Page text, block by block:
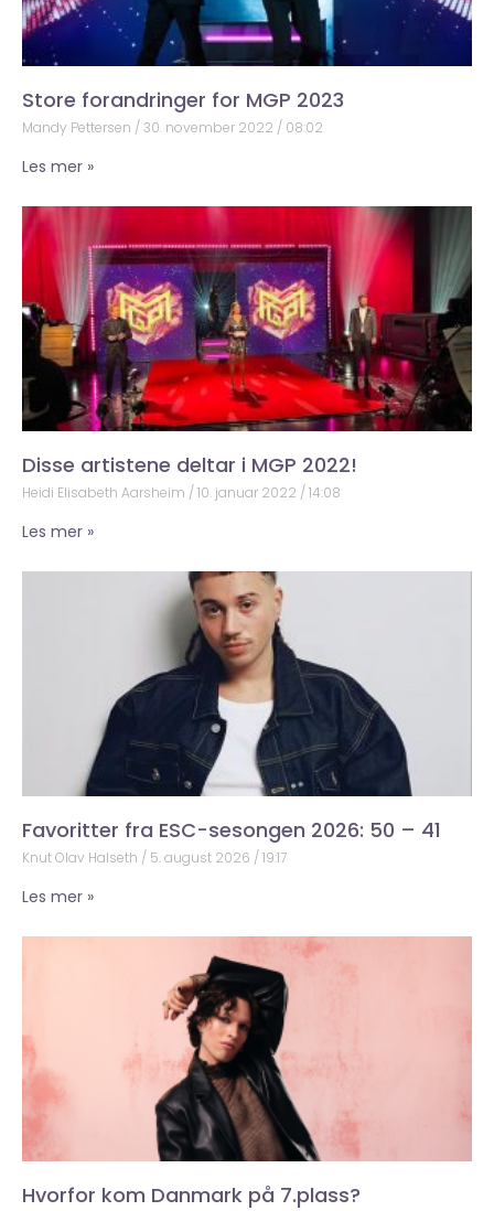
Store forandringer for MGP 2023
Mandy Pettersen 30. november 2022 08:02
Les mer »
Disse artistene deltar i MGP 2022!
Heidi Elisabeth Aarsheim 10. januar 2022 14:08
Les mer »
Favoritter fra ESC-sesongen 2026: 50 – 41
Knut Olav Halseth 5. august 2026 19:17
Les mer »
Hvorfor kom Danmark på 7.plass?